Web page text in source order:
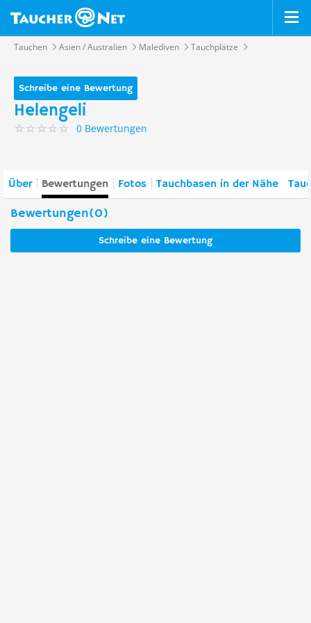
Tauchen Asien / Australien Malediven Tauchplätze
Schreibe eine Bewertung
Helengeli
0 Bewertungen
Über Bewertungen Fotos Tauchbasen in der Nähe
Bewertungen(0)
Schreibe eine Bewertung